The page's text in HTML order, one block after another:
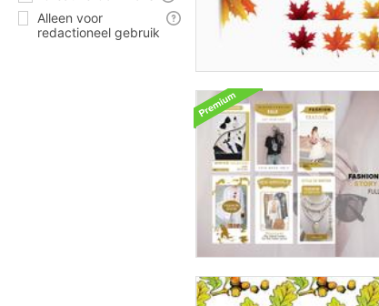
Alleen voor
redactioneel gebruik